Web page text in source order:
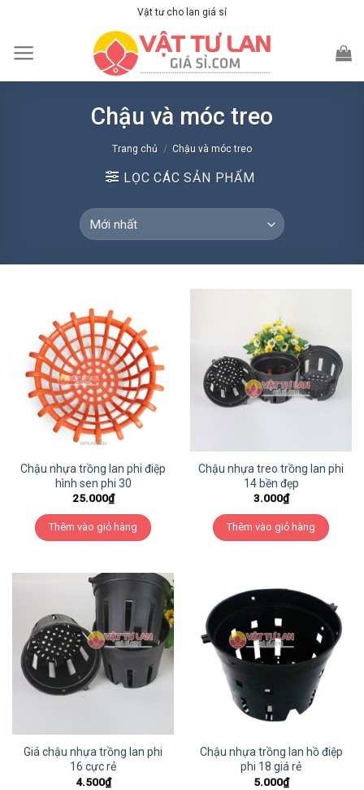
content
Vật tư cho lan giá sỉ
Chậu và móc treo
Trang chủ / Chậu và móc treo
LỌC CÁC SẢN PHẨM
Chậu nhựa trồng lan phi điệp
hình sen phi 30
25.000₫
Thêm vào giỏ hàng
Chậu nhựa treo trồng lan phi
14 bền đẹp
3.000₫
Thêm vào giỏ hàng
Giá chậu nhựa trồng lan phi
16 cực rẻ
4.500₫
Chậu nhựa trồng lan hồ điệp
phi 18 giá rẻ
5.000₫